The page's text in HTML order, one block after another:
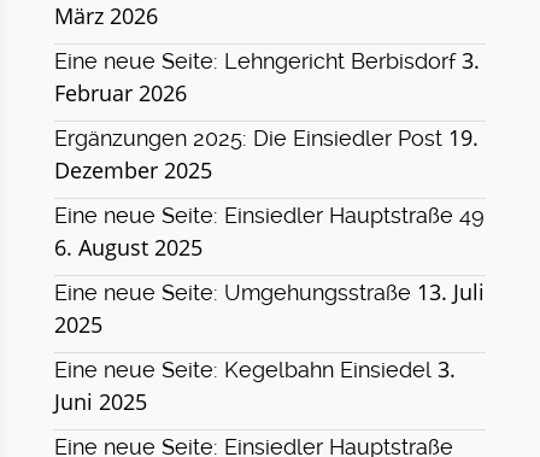
März 2026
Eine neue Seite: Lehngericht Berbisdorf 3.
Februar 2026
Ergänzungen 2025: Die Einsiedler Post 19.
Dezember 2025
Eine neue Seite: Einsiedler Hauptstraße 49
6. August 2025
Eine neue Seite: Umgehungsstraße 13. Juli
2025
Eine neue Seite: Kegelbahn Einsiedel 3.
Juni 2025
Eine neue Seite: Einsiedler Hauptstraße